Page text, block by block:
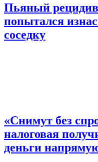
Пьяный
попытался
соседку
«Снимут без
налоговая
деньги